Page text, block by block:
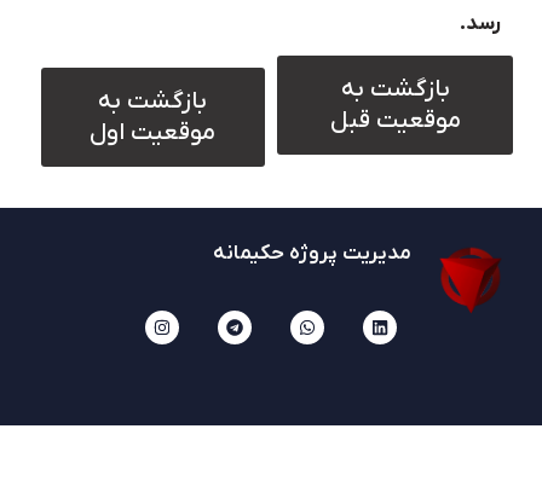
رسد.
بازگشت به
موقعیت قبل
بازگشت به
موقعیت اول
مدیریت پروژه حکیمانه